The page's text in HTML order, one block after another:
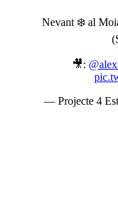
Nevant ❄️ al
🎥:
— Projecte 4